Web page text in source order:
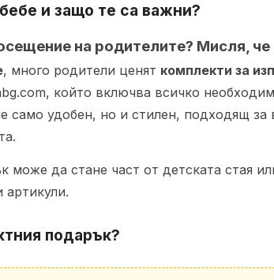
и защо те са важни?
на родителите? Мисля, че
, много родители ценят комплекти за
който включва всичко
само удобен, но и стилен, подходящ за
да стане част от детската стая
подарък?